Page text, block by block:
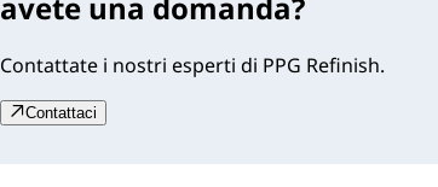
avete una domanda?
Contattate i nostri esperti di PPG Refinish.
Contattaci